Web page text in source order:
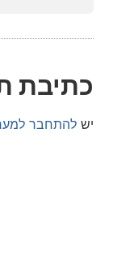
תגובה
למערכתכדי